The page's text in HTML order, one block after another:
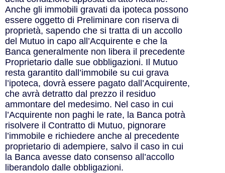
Anche gli immobili gravati da ipoteca possono
essere oggetto di Preliminare con riserva di
proprietà, sapendo che si tratta di un accollo
del Mutuo in capo all’Acquirente e che la
Banca generalmente non libera il precedente
Proprietario dalle sue obbligazioni. Il Mutuo
resta garantito dall’immobile su cui grava
l’ipoteca, dovrà essere pagato dall’Acquirente,
che avrà detratto dal prezzo il residuo
ammontare del medesimo. Nel caso in cui
l’Acquirente non paghi le rate, la Banca potrà
risolvere il Contratto di Mutuo, pignorare
l’immobile e richiedere anche al precedente
proprietario di adempiere, salvo il caso in cui
la Banca avesse dato consenso all’accollo
liberandolo dalle obbligazioni.